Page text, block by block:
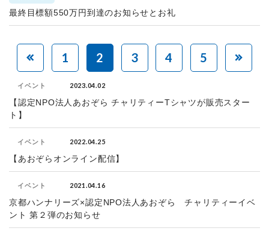
最終目標額550万円到達のお知らせとお礼
1 2 3 4 5
イベント 2023.04.02
【認定NPO法人あおぞら チャリティーTシャツが販売スター
ト】
イベント 2022.04.25
【あおぞらオンライン配信】
イベント 2021.04.16
京都ハンナリーズ×認定NPO法人あおぞら チャリティーイベ
ント 第２弾のお知らせ